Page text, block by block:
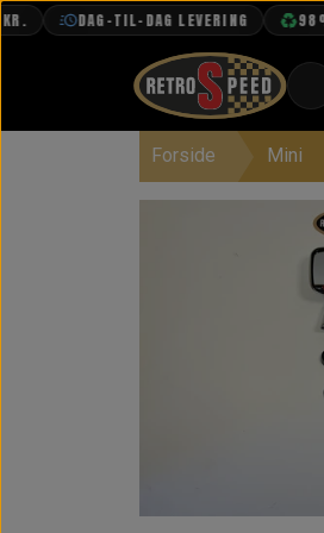
DAG-TIL-DAG LEVERING 98%
PROJEKTER
Forside Mini